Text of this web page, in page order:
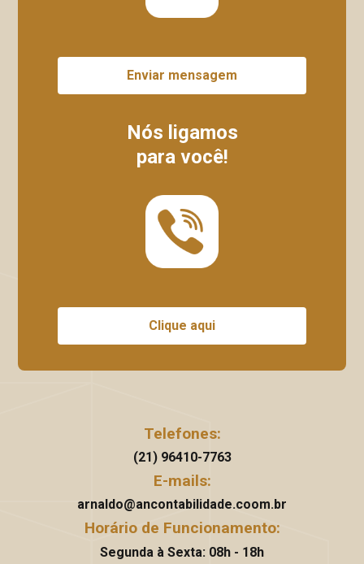
Enviar mensagem
Nós ligamos
para você!
Clique aqui
Telefones:
(21) 96410-7763
E-mails:
arnaldo@ancontabilidade.coom.br
Horário de Funcionamento:
Segunda à Sexta: 08h - 18h